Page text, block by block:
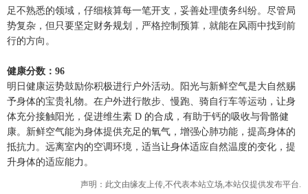
足不熟悉的领域，仔细核算每一笔开支，妥善处理债务纠纷。尽管局
势复杂，但只要坚定财务规划，严格控制预算，就能在风雨中找到前
行的方向。
健康分数：96
明日健康运势鼓励你积极进行户外活动。阳光与新鲜空气是大自然赐
予身体的宝贵礼物。在户外进行散步、慢跑、骑自行车等运动，让身
体充分接触阳光，促进维生素 D 的合成，有助于钙的吸收与骨骼健
康。新鲜空气能为身体提供充足的氧气，增强心肺功能，提高身体的
抵抗力。远离室内的空调环境，适当让身体适应自然温度的变化，提
升身体的适应能力。
声明：此文由缘友上传,不代表本站立场,本站仅提供发布平台.